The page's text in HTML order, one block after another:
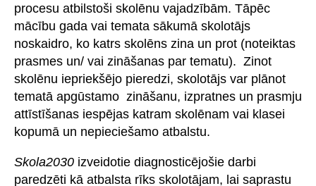
procesu atbilstoši skolēnu vajadzībām. Tāpēc
mācību gada vai temata sākumā skolotājs
noskaidro, ko katrs skolēns zina un prot (noteiktas
prasmes un/ vai zināšanas par tematu). Zinot
skolēnu iepriekšējo pieredzi, skolotājs var plānot
tematā apgūstamo zināšanu, izpratnes un prasmju
attīstīšanas iespējas katram skolēnam vai klasei
kopumā un nepieciešamo atbalstu.
Skola2030 izveidotie diagnosticējošie darbi
paredzēti kā atbalsta rīks skolotājam, lai saprastu